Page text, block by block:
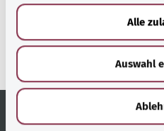
Alle
Auswahl
وزارة الصحة الاتحادية.